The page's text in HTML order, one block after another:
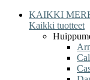
KAIKKI
Kaikki tuotteet